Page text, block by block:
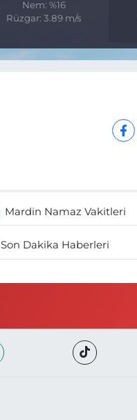
Nem: %16
Rüzgar: 3.89 m/s
Mardin Namaz Vakitleri
Son Dakika Haberleri